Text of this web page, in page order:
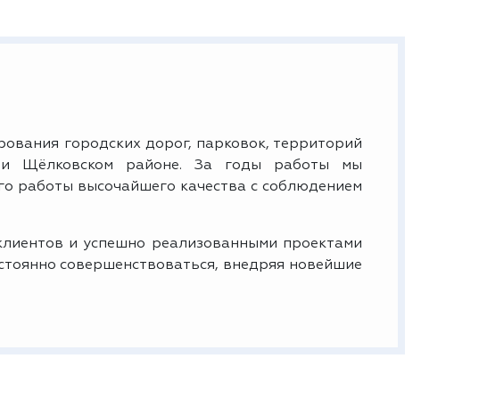
городских дорог, парковок, территорий
и Щёлковском районе. За годы работы мы
работы высочайшего качества с соблюдением
и успешно реализованными проектами
совершенствоваться, внедряя новейшие